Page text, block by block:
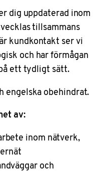
dig uppdaterad inom
tillsammans
kundkontakt ser vi
och har förmågan
ett tydligt sätt.
engelska obehindrat.
av:
inom nätverk,
och